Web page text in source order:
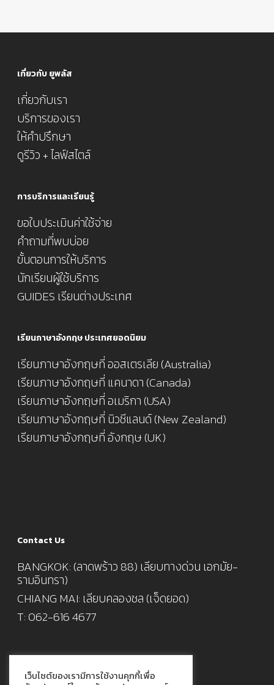
เกี่ยวกับ ยูพลัส
เกี่ยวกับเรา
บริการของเรา
ให้คำปรึกษา
ดูรีวิว + ไลฟ์สไตล์
การบริการและเรียนรู้
ขอใบประเมินค่าใช้จ่าย
คำถามที่พบบ่อย
ขั้นตอนการให้บริการ
นักเรียนผู้ใช้บริการ
GUIDES เรียนต่างประเทศ
เรียนภาษาอังกฤษ ประเทศยอดนิยม
เรียนภาษาอังกฤษที่ ออสเตรเลีย (Australia)
เรียนภาษาอังกฤษที่ แคนาดา (Canada)
เรียนภาษาอังกฤษที่ อเมริกา (USA)
เรียนภาษาอังกฤษที่ นิวซีแลนด์ (New Zealand)
เรียนภาษาอังกฤษที่ อังกฤษ (UK)
Contact Us
BANGKOK: (ลาดพร้าว 88) เลียบทางด่วน เอกมัย-
รามอินทรา)
CHIANG MAI: เลียบคลองชล (เจ็ดยอด)
T: 062-616 4677
For Institution / Partners
เว็บไซต์ของเรามีการใช้งานคุกกี้เพื่อ